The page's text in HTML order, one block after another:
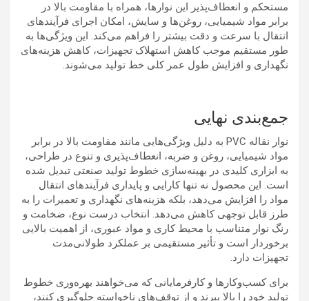
مستحکم و انعطاف‌پذیر این نوارها، همراه با مقاومت بالا در
برابر مواد شیمیایی، روغن‌ها و سایش، امکان اجرای فرآیندهای
انتقال با سرعت و دقت بیشتر را فراهم می‌کند. این ویژگی‌ها به
طور مستقیم موجب کاهش استهلاک تجهیزات، کاهش هزینه‌های
نگهداری و افزایش طول عمر کلی خط تولید می‌شوند.
جمع‌بندی نهایی
نوار نقاله PVC به دلیل ویژگی‌هایی مانند مقاومت بالا در برابر
مواد شیمیایی، روغن و ضربه، انعطاف‌پذیری و تنوع در طراحی،
به ابزاری کلیدی در بهینه‌سازی خطوط تولید صنعتی تبدیل شده
است. این محصول نه تنها کارایی و پایداری فرآیندهای انتقال
مواد را افزایش می‌دهد، بلکه هزینه‌های نگهداری و تعمیرات را به
طرز قابل توجهی کاهش می‌دهد. انتخاب درست نوع، ضخامت و
رنگ نوار متناسب با محیط کاری و مواد عبوری، از اهمیت بالایی
برخوردار است و تأثیر مستقیمی بر عملکرد طولانی‌مدت
تجهیزات دارد.
برای کسب‌وکارها و کارفرمایانی که می‌خواهند بهره‌وری خطوط
تولید خود را بالا ببرند و از توقف‌های ناخواسته جلوگیری کنند،